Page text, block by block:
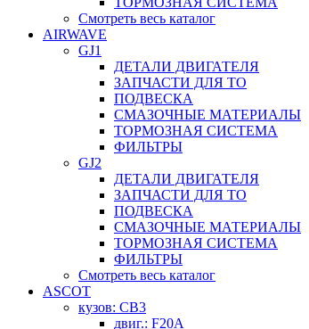
Смотреть весь каталог
AIRWAVE
GJ1
ДЕТАЛИ ДВИГАТЕЛЯ
ЗАПЧАСТИ ДЛЯ ТО
ПОДВЕСКА
СМАЗОЧНЫЕ МАТЕРИАЛЫ
ТОРМОЗНАЯ СИСТЕМА
ФИЛЬТРЫ
GJ2
ДЕТАЛИ ДВИГАТЕЛЯ
ЗАПЧАСТИ ДЛЯ ТО
ПОДВЕСКА
СМАЗОЧНЫЕ МАТЕРИАЛЫ
ТОРМОЗНАЯ СИСТЕМА
ФИЛЬТРЫ
Смотреть весь каталог
ASCOT
кузов: CB3
двиг.: F20A